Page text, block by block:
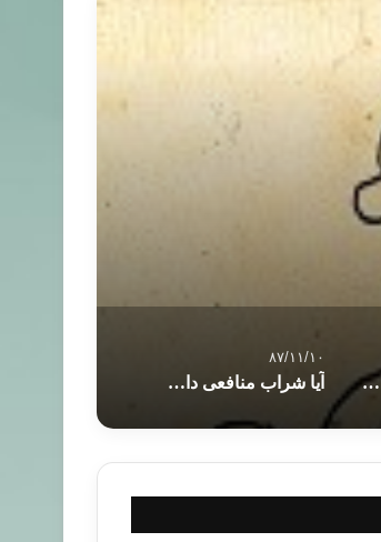
نکات خیلی مهم برای خرید لب تاب
۸۷/۱۱/۱۰
آیا شراب منافعی دارد؟در اینصورت حکم آن چیست